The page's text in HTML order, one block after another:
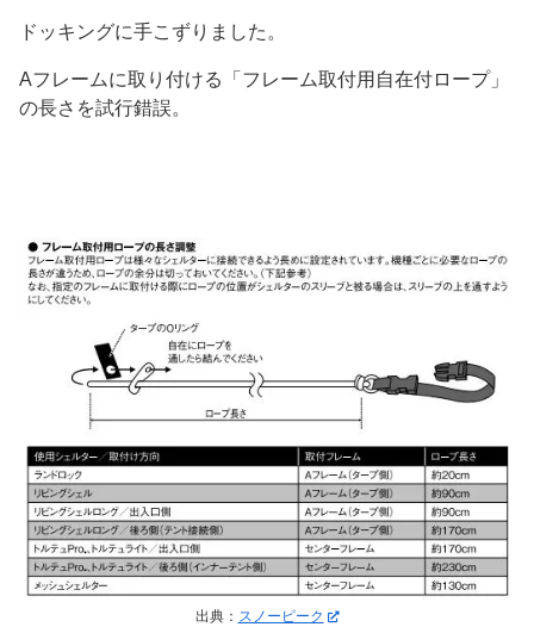
ドッキングに手こずりました。
Aフレームに取り付ける「フレーム取付用自在付ロープ」
の長さを試行錯誤。
出典： スノーピーク